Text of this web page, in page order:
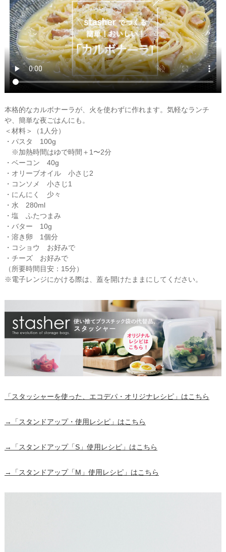
本格的なカルボナーラが、火を使わずに作れます。気軽なランチ
や、簡単な夜ごはんにも。
＜材料＞（1人分）
・パスタ 100g
※加熱時間はゆで時間＋1〜2分
・ベーコン 40g
・オリーブオイル 小さじ2
・コンソメ 小さじ1
・にんにく 少々
・水 280ml
・塩 ふたつまみ
・バター 10g
・溶き卵 1個分
・コショウ お好みで
・チーズ お好みで
（所要時間目安：15分）
※電子レンジにかける際は、蓋を開けたままにしてください。
「スタッシャーを使った、エコデパ・オリジナレシピ」はこちら
→「スタンドアップ・使用レシピ」はこちら
→「スタンドアップ「S」使用レシピ」はこちら
→「スタンドアップ「M」使用レシピ」はこちら